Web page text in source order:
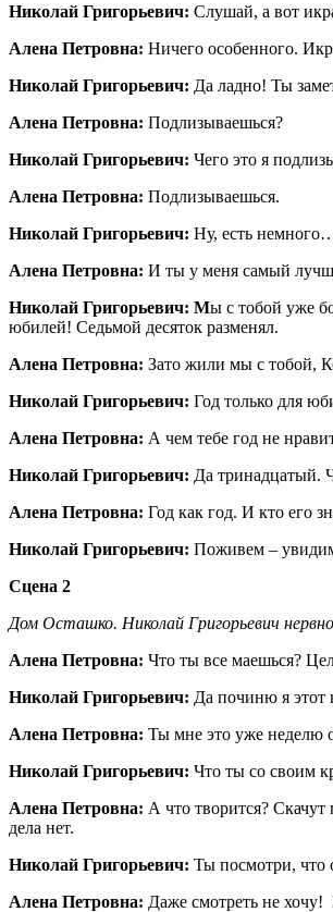
Николай Григорьевич: Слушай, а вот
Алена Петровна: Ничего особенного.
Николай Григорьевич: Да ладно! Ты
Алена Петровна: Подлизываешься?
Николай Григорьевич: Чего это я
Алена Петровна: Подлизываешься.
Николай Григорьевич: Ну, есть
Алена Петровна: И ты у меня самый
Николай Григорьевич: Мы с тобой уже
юбилей! Седьмой десяток разменял.
Алена Петровна: Зато жили мы с тобой,
Николай Григорьевич: Год только для
Алена Петровна: А чем тебе год не
Николай Григорьевич: Да тринадцатый.
Алена Петровна: Год как год. И кто его
Николай Григорьевич: Поживем –
Сцена 2
Дом Осташко. Николай Григорьевич
Алена Петровна: Что ты все маешься?
Николай Григорьевич: Да починю я этот
Алена Петровна: Ты мне это уже неделю
Николай Григорьевич: Что ты со своим
Алена Петровна: А что творится?
дела нет.
Николай Григорьевич: Ты посмотри, что
Алена Петровна: Даже смотреть не